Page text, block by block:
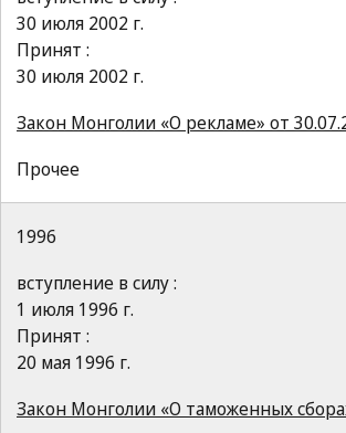
30 июля 2002 г.
Принят :
30 июля 2002 г.
Закон Монголии «О рекламе» от
Прочее
1996
вступление в силу :
1 июля 1996 г.
Принят :
20 мая 1996 г.
Закон Монголии «О таможенных